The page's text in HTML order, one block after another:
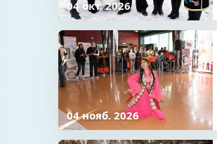
04 окт. 2026
04 нояб. 2026